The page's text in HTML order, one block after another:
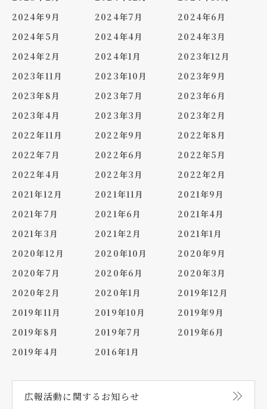
2024年9月
2024年7月
2024年6月
2024年5月
2024年4月
2024年3月
2024年2月
2024年1月
2023年12月
2023年11月
2023年10月
2023年9月
2023年8月
2023年7月
2023年6月
2023年4月
2023年3月
2023年2月
2022年11月
2022年9月
2022年8月
2022年7月
2022年6月
2022年5月
2022年4月
2022年3月
2022年2月
2021年12月
2021年11月
2021年9月
2021年7月
2021年6月
2021年4月
2021年3月
2021年2月
2021年1月
2020年12月
2020年10月
2020年9月
2020年7月
2020年6月
2020年3月
2020年2月
2020年1月
2019年12月
2019年11月
2019年10月
2019年9月
2019年8月
2019年7月
2019年6月
2019年4月
2016年1月
広報活動に関する お知らせ